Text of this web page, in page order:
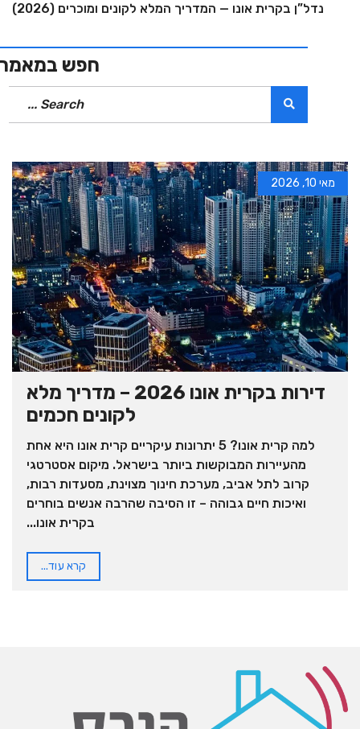
נדל”ן בקרית אונו — המדריך המלא לקונים ומוכרים (2026)
חפש
מאי 10, 2026
דירות בקרית אונו 2026 – מדריך מלא
לקונים חכמים
למה קרית אונו? 5 יתרונות עיקריים קרית אונו היא אחת
מהעיירות המבוקשות ביותר בישראל. מיקום אסטרטגי
קרוב לתל אביב, מערכת חינוך מצוינת, מסעדות רבות,
ואיכות חיים גבוהה – זו הסיבה שהרבה אנשים בוחרים
בקרית אונו...
קרא עוד...